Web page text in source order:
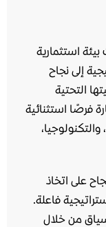
استثمارية
إلى نجاح
التحتية
فرصًا استثنائية
على اتخاذ
فاعلة.
من خلال